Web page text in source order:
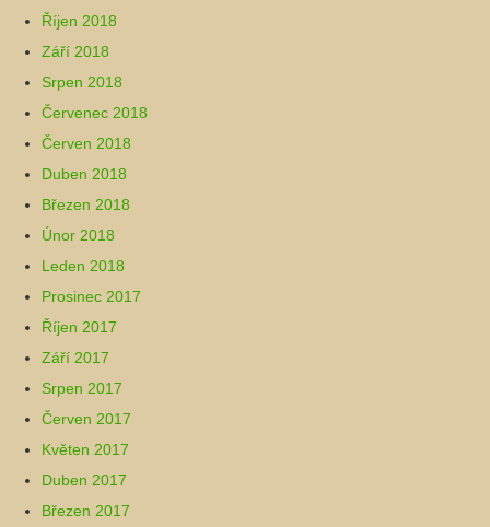
Říjen 2018
Září 2018
Srpen 2018
Červenec 2018
Červen 2018
Duben 2018
Březen 2018
Únor 2018
Leden 2018
Prosinec 2017
Říjen 2017
Září 2017
Srpen 2017
Červen 2017
Květen 2017
Duben 2017
Březen 2017